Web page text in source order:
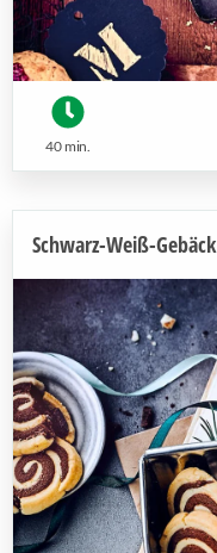
40 min.
Schwarz-Weiß-Gebäck